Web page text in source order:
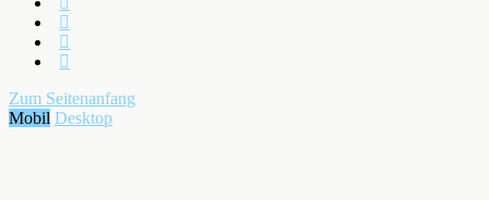
Zum Seitenanfang
Mobil Desktop